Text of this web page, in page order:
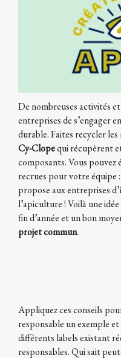
De nombreuses activités
entreprises de s’engager
durable. Faites recycler
Cy-Clopequi récupèrent
composants. Vous pouvez
recrues pour votre équipe
propose aux entreprises
l’apiculture ! Voilà une
fin d’année et un bon
projet commun.
Appliquez ces conseils
responsable un exemple
différents labels existant
responsables. Qui sait